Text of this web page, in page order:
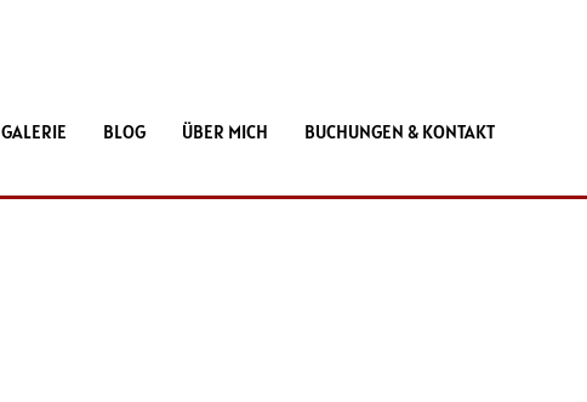
GALERIE BLOG ÜBER MICH BUCHUNGEN & KONTAKT